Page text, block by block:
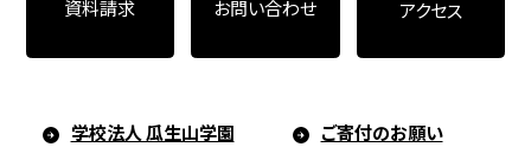
学校法人 瓜生山学園 ご寄付のお願い
資料請求 お問い合わせ アクセス